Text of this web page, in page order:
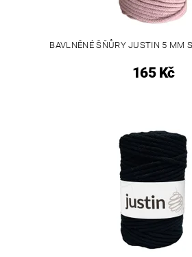
BAVLNĚNÉ ŠŇŮRY JUSTIN 5 MM
165 Kč